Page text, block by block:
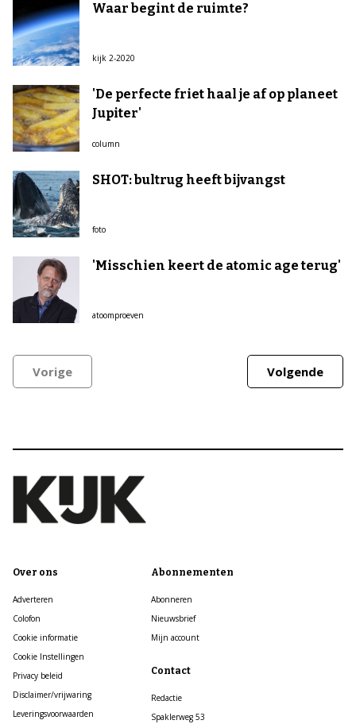
Waar begint de ruimte?
kijk 2-2020
'De perfecte friet haal je af op planeet
Jupiter'
column
SHOT: bultrug heeft bijvangst
foto
'Misschien keert de atomic age terug'
atoomproeven
Vorige Volgende
Over ons
Adverteren
Colofon
Cookie informatie
Cookie Instellingen
Privacy beleid
Disclaimer/vrijwaring
Leveringsvoorwaarden
Abonnementen
Abonneren
Nieuwsbrief
Mijn account
Contact
Redactie
Spaklerweg 53